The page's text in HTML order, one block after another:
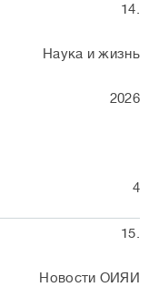
14.
Наука и жизнь
2026
4
15.
Новости ОИЯИ